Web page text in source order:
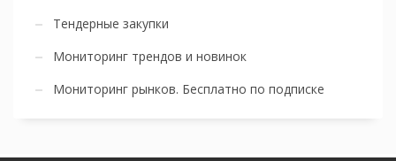
Тендерные закупки
Мониторинг трендов и новинок
Мониторинг рынков. Бесплатно по подписке